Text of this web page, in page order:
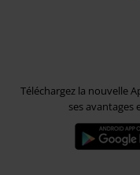
Téléchargez la nouvelle
ses avantages